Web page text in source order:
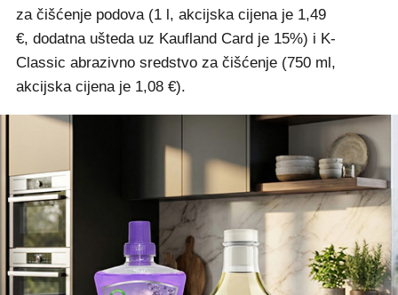
za čišćenje podova (1 l, akcijska cijena je 1,49
€, dodatna ušteda uz Kaufland Card je 15%) i K-
Classic abrazivno sredstvo za čišćenje (750 ml,
akcijska cijena je 1,08 €).